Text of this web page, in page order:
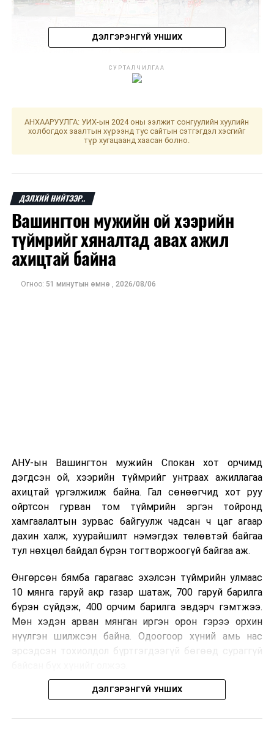
Мөн Сонгинхайрхан дүүрэг 23 дугаар хороо
0+980 дээр хийгдэх авто машины туннел байгуулах
ажил 2023 оны долоодугаар сарын 23-ны өдрийн
07:00 цагаас 2023 оны есдүгээр сарын 15-ны өдрийн
06:00 цагийн хооронд тус хэсгийн авто замыг хааж
ӨМНӨХ МЭДЭЭ
“Дижитал хот”-ын хүрээнд 13 төсөл хэрэгжиж байна
ДЭЛГЭРЭНГҮЙ УНШИХ
СУРТАЛЧИЛГАА
АНХААРУУЛГА: УИХ-ын 2024 оны ээлжит сонгуулийн хуулийн
холбогдох заалтын хүрээнд тус сайтын сэтгэгдэл хэсгийг
түр хугацаанд хаасан болно.
ДЭЛХИЙ НИЙТЭЭР..
Вашингтон мужийн ой хээрийн
түймрийг хяналтад авах ажил
ахицтай байна
Огноо: 51 минутын өмнө , 2026/08/06
АНУ-ын Вашингтон мужийн Спокан хот орчимд
дэгдсэн ой, хээрийн түймрийг унтраах ажиллагаа
ахицтай үргэлжилж байна. Гал сөнөөгчид хот руу
ойртсон гурван том түймрийн эргэн тойронд
хамгаалалтын зурвас байгуулж чадсан ч цаг агаар
дахин халж, хуурайшилт нэмэгдэх төлөвтэй байгаа
тул нөхцөл байдал бүрэн тогтворжоогүй байгаа аж.
Өнгөрсөн бямба гарагаас эхэлсэн түймрийн улмаас
10 мянга гаруй акр газар шатаж, 700 гаруй барилга
бүрэн сүйдэж, 400 орчим барилга эвдэрч гэмтжээ.
Мөн хэдэн арван мянган иргэн орон гэрээ орхин
нүүлгэн шилжсэн байна. Одоогоор хүний амь нас
эрсэдсэн тохиолдол бүртгэгдээгүй бөгөөд сураггүй
Албаныхны мэдээлснээр түймрийн нэг голомтыг
настай Аарон Фариначчиг баривчилж, галдан
ДЭЛГЭРЭНГҮЙ УНШИХ